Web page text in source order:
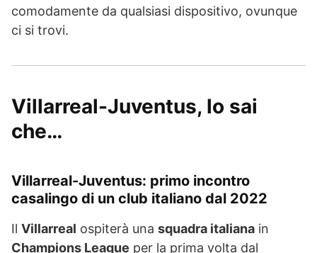
comodamente da qualsiasi dispositivo, ovunque
ci si trovi.
Villarreal-Juventus, lo sai
che…
Villarreal-Juventus: primo incontro
casalingo di un club italiano dal 2022
Il Villarreal ospiterà una squadra italiana in
Champions League per la prima volta dal